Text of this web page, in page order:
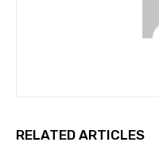
RELATED ARTICLES